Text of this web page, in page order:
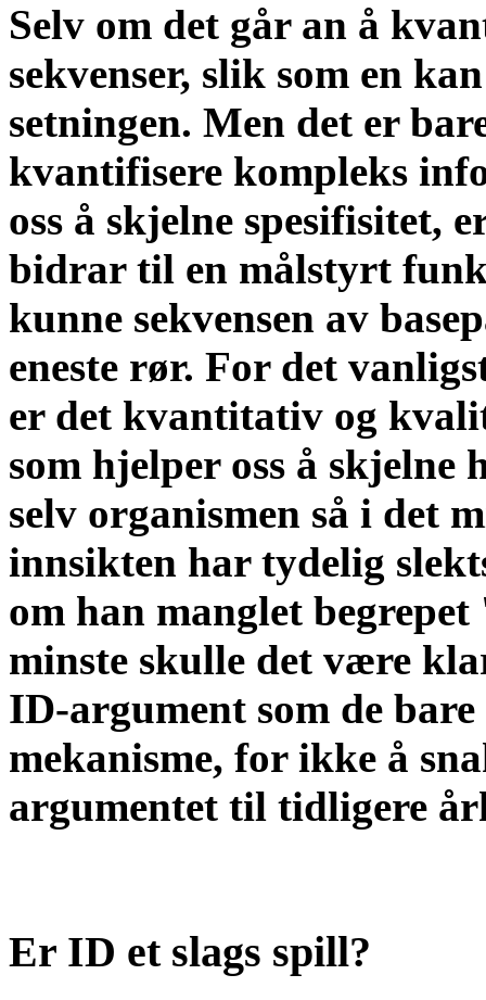
Selv om det går an å
sekvenser, slik som en
setningen. Men det er
kvantifisere kompleks
oss å skjelne spesifisitet,
bidrar til en målstyrt
kunne sekvensen av
eneste rør. For det
er det kvantitativ og
som hjelper oss å
selv organismen så i det
innsikten har tydelig
om han manglet
minste skulle det være
ID-argument som de
mekanisme, for ikke å
argumentet til tidligere
Er ID et slags spill?